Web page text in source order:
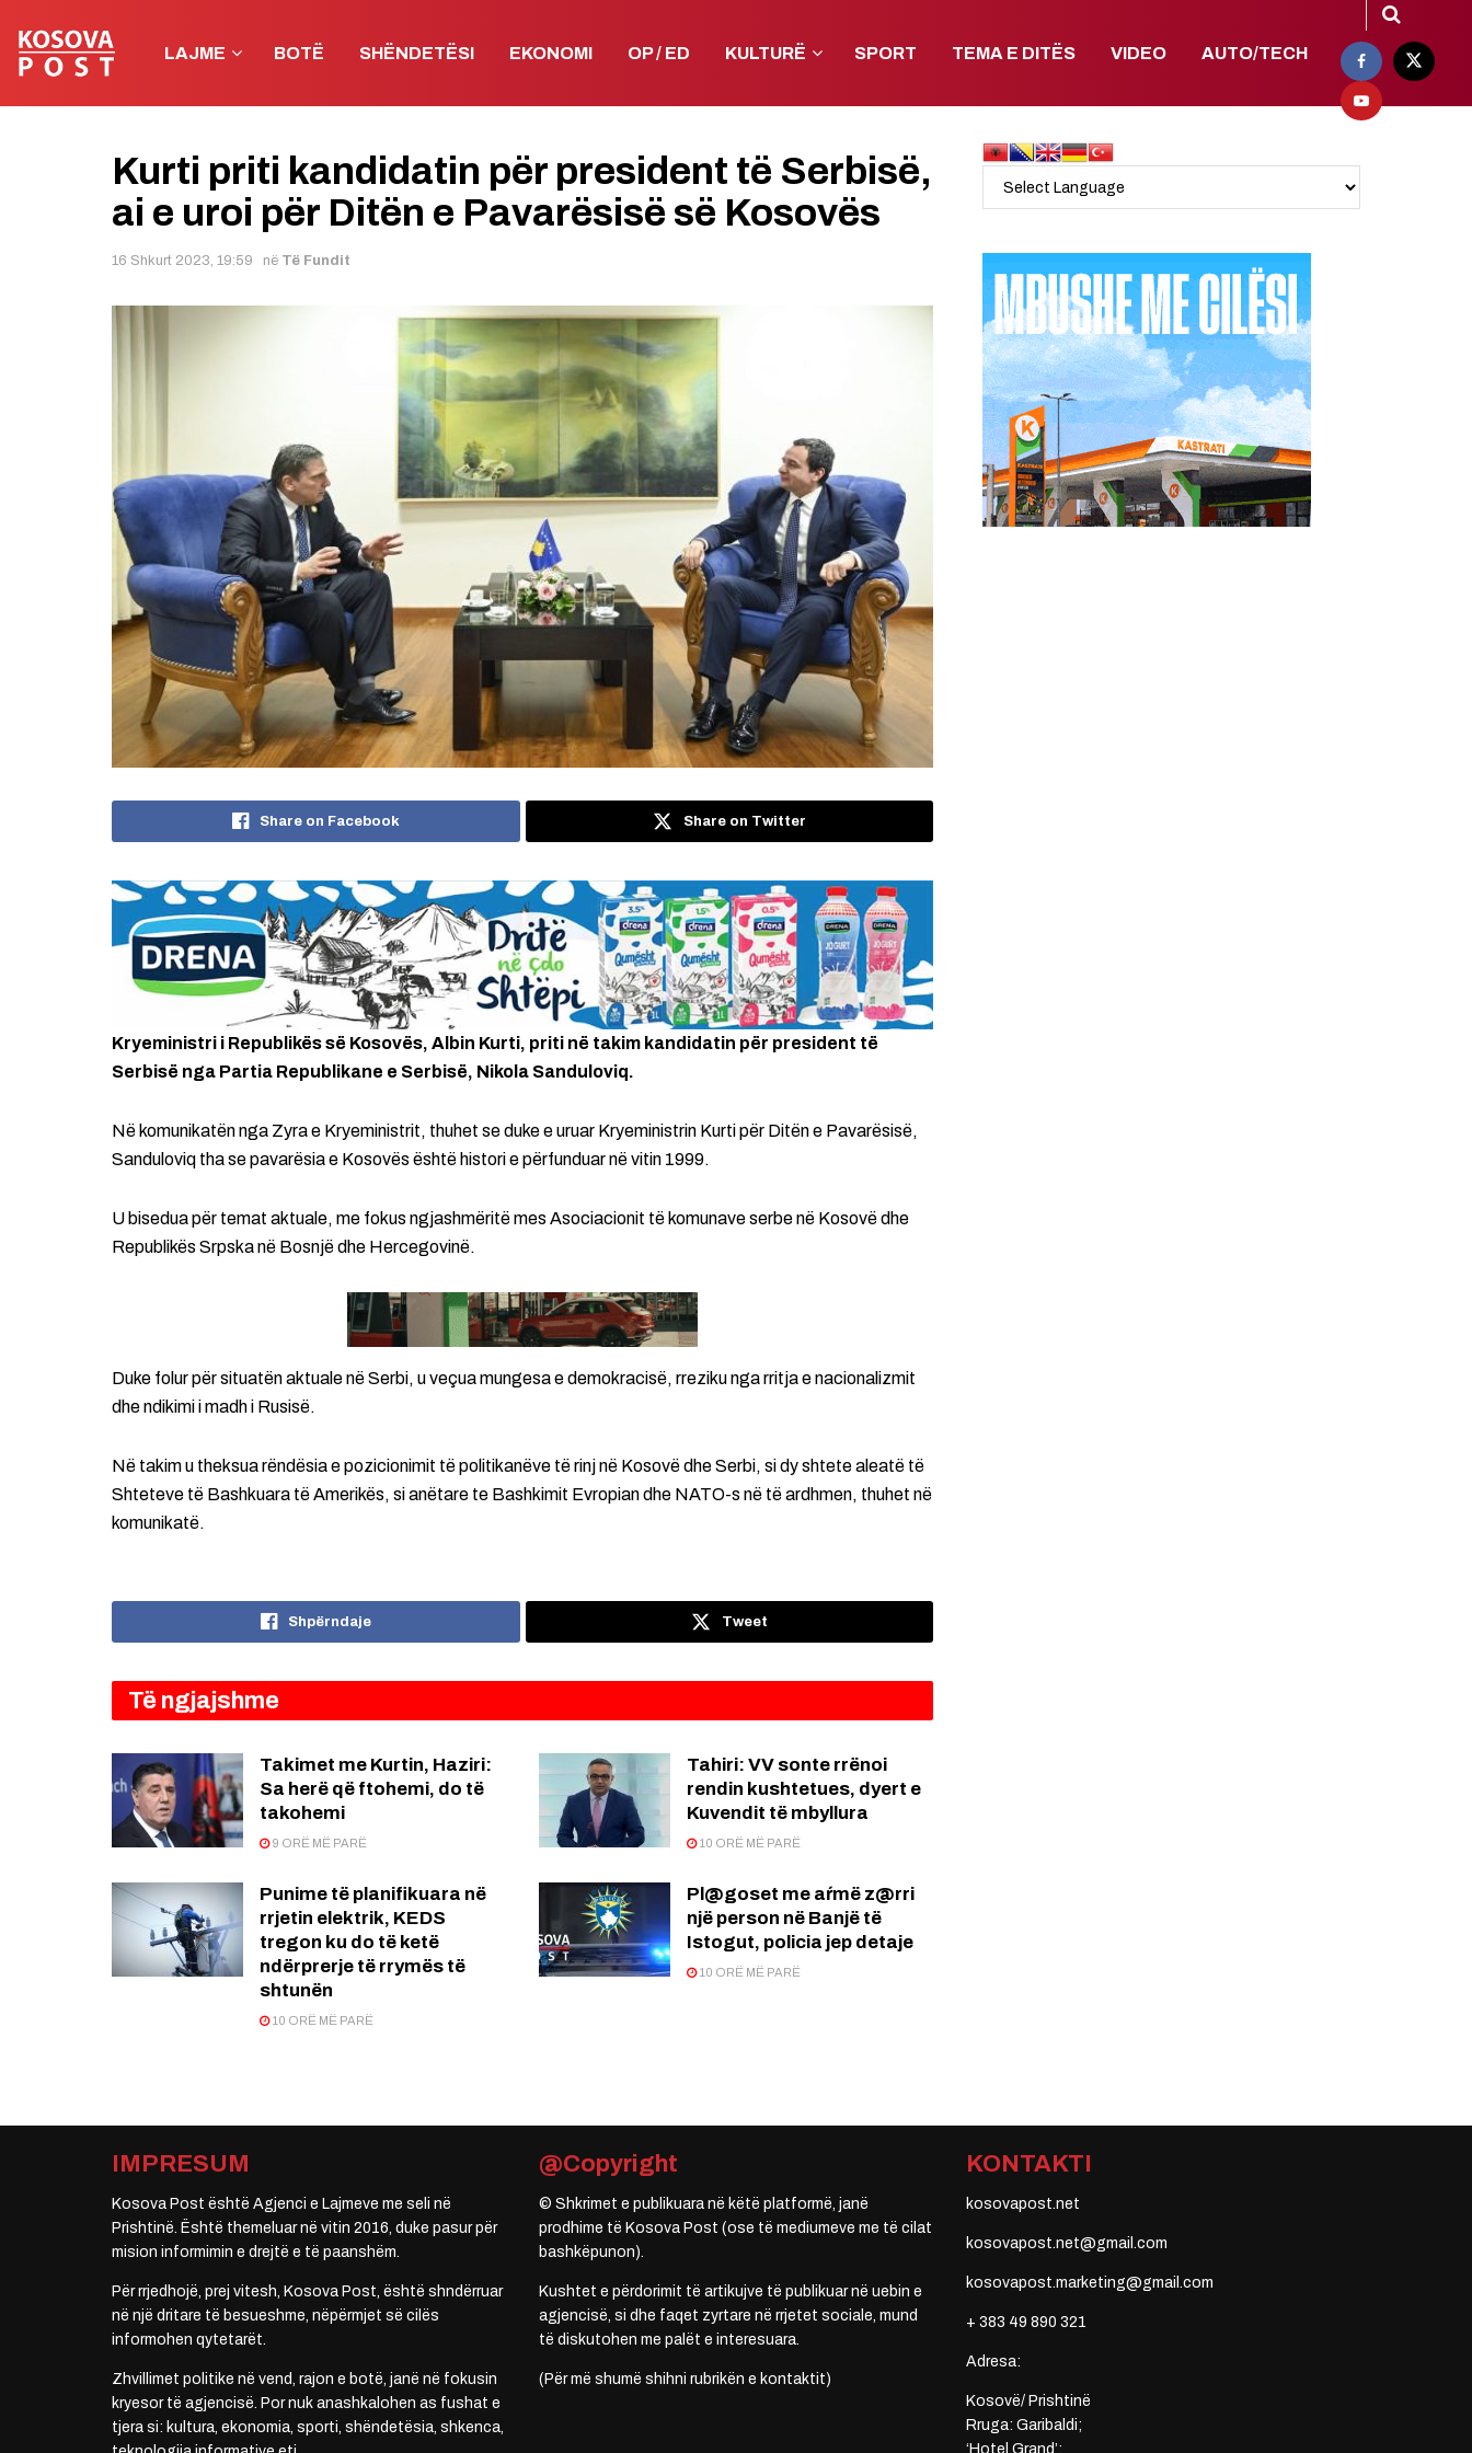
LAJME BOTË SHËNDETËSI EKONOMI OP / ED KULTURË SPORT TEMA E DITËS VIDEO AUTO/TECH
Kurti priti kandidatin për president të Serbisë,
ai e uroi për Ditën e Pavarësisë së Kosovës
16 Shkurt 2023, 19:59 në Të Fundit
Share on Facebook Share on Twitter
Kryeministri i Republikës së Kosovës, Albin K​urti, priti në takim kandidatin për president të
Serbisë nga Partia Republikane e Serbisë, Nikola Sanduloviq.
Në komunikatën nga Zyra e Kryeministrit, thuhet se duke e uruar Kryeministrin Kurti për Ditën e Pavarësisë,
Sanduloviq tha se pavarësia e Kosovës është histori e përfunduar në vitin 1999.
U bisedua për temat aktuale, me fokus ngjashmëritë mes Asociacionit të komunave serbe në Kosovë dhe
Republikës Srpska në Bosnjë dhe Hercegovinë.
Duke folur për situatën aktuale në Serbi, u veçua mungesa e demokracisë, rreziku nga rritja e nacionalizmit
dhe ndikimi i madh i Rusisë.
Në takim u theksua rëndësia e pozicionimit të politikanëve të rinj në Kosovë dhe Serbi, si dy shtete aleatë të
Shteteve të Bashkuara të Amerikës, si anëtare te Bashkimit Evropian dhe NATO-s në të ardhmen, thuhet në
komunikatë.
Shpërndaje Tweet
Të ngjajshme
Takimet me Kurtin, Haziri:
Sa herë që ftohemi, do të
takohemi
9 ORË MË PARË
Tahiri: VV sonte rrënoi
rendin kushtetues, dyert e
Kuvendit të mbyllura
10 ORË MË PARË
Punime të planifikuara në
rrjetin elektrik, KEDS
tregon ku do të ketë
ndërprerje të rrymës të
shtunën
10 ORË MË PARË
Pl@goset me aŕmë z@rri
një person në Banjë të
Istogut, policia jep detaje
10 ORË MË PARË
IMPRESUM
Kosova Post është Agjenci e Lajmeve me seli në
Prishtinë. Është themeluar në vitin 2016, duke pasur për
mision informimin e drejtë e të paanshëm.
Për rrjedhojë, prej vitesh, Kosova Post, është shndërruar
në një dritare të besueshme, nëpërmjet së cilës
informohen qytetarët.
Zhvillimet politike në vend, rajon e botë, janë në fokusin
kryesor të agjencisë. Por nuk anashkalohen as fushat e
tjera si: kultura, ekonomia, sporti, shëndetësia, shkenca,
@Copyright
© Shkrimet e publikuara në këtë platformë, janë
prodhime të Kosova Post (ose të mediumeve me të cilat
bashkëpunon).
Kushtet e përdorimit të artikujve të publikuar në uebin e
agjencisë, si dhe faqet zyrtare në rrjetet sociale, mund
të diskutohen me palët e interesuara.
(Për më shumë shihni rubrikën e kontaktit)
KONTAKTI
kosovapost.net
kosovapost.net@gmail.com
kosovapost.marketing@gmail.com
+ 383 49 890 321
Adresa:
Kosovë/ Prishtinë
Rruga: Garibaldi;
‘Hotel Grand’;